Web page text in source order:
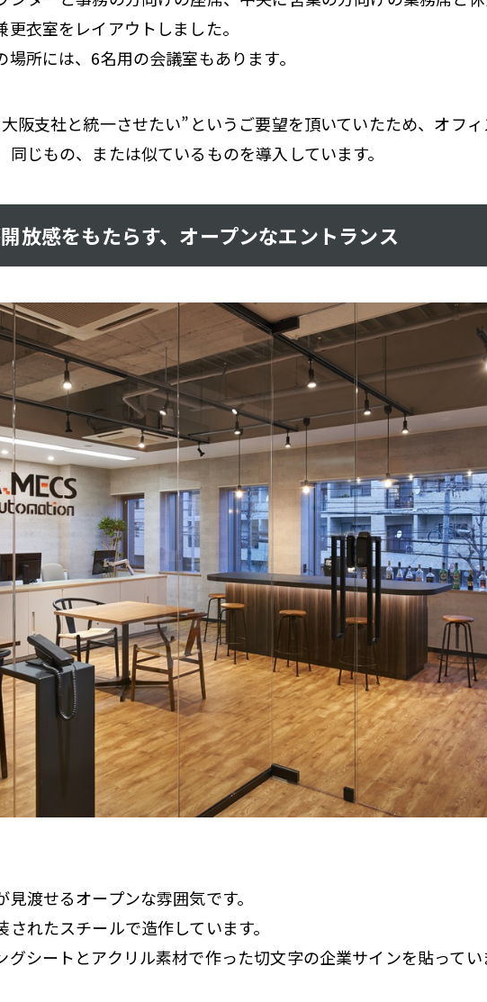
衣室をレイアウトしました。
所には、6名用の会議室もあります。
阪支社と統一させたい”というご要望を頂いていたため、オフ
じもの、または似ているものを導入しています。
放感をもたらす、オープンなエントランス
渡せるオープンな雰囲気です。
れたスチールで造作しています。
グシートとアクリル素材で作った切文字の企業サインを貼ってい